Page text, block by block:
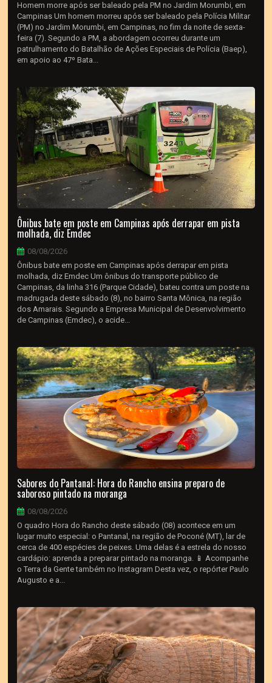
Homem morre após ser baleado pela PM no Jardim Morumbi, em
Campinas Um homem morreu após ser baleado pela Polícia Militar
(PM) no Jardim Morumbi, em Campinas, no fim da noite de sexta-
feira (7). Segundo a PM, a abordagem ocorreu durante um
patrulhamento do Batalhão de Ações Especiais de Polícia (Baep),
em apoio ao 47º Bata...
Ônibus bate em poste em Campinas após derrapar em pista
molhada, diz Emdec
08/08/2026
Ônibus bate em poste em Campinas após derrapar em pista
molhada, diz Emdec Um ônibus do transporte público de
Campinas, da linha 316 (Parque Cidade), bateu contra um poste na
madrugada deste sábado (8), no bairro Santa Mônica, na região
dos Amarais. Segundo a Empresa Municipal de Desenvolvimento
de Campinas (Emdec), o acide...
Sabores do Pantanal: Hora do Rancho ensina preparo de
saboroso pintado na moranga
08/08/2026
O quadro Hora do Rancho deste sábado (08) acontece em um
lugar muito especial: o Pantanal, na região de Poconé (MT), lar de
cerca de 400 espécies de peixes. Uma delas é a estrela do nosso
cardápio: aprenda a preparar pintado na moranga. 📱 Acompanhe
o Terra da Gente também no Instagram Desta vez, o repórter Paulo
Augusto e a...